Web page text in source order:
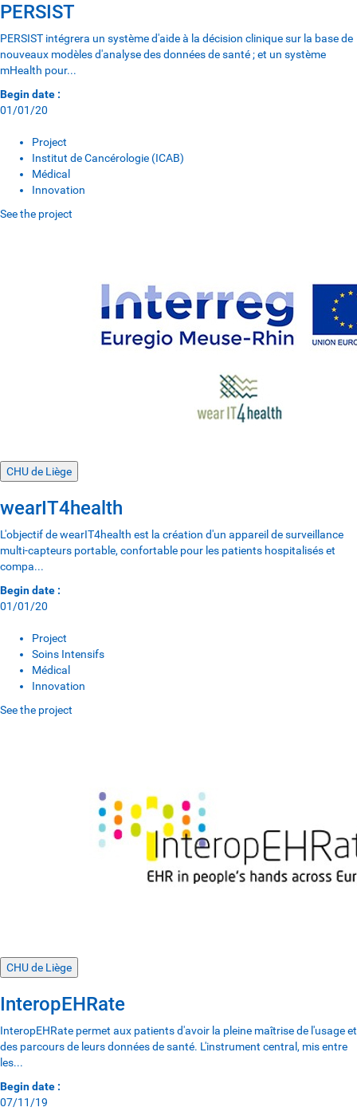
PERSIST
PERSIST intégrera un système d'aide à la décision clinique sur la base de
nouveaux modèles d'analyse des données de santé ; et un système
mHealth pour...
Begin date :
01/01/20
Project
Institut de Cancérologie (ICAB)
Médical
Innovation
See the project
CHU de Liège
wearIT4health
L'objectif de wearIT4health est la création d'un appareil de surveillance
multi-capteurs portable, confortable pour les patients hospitalisés et
compa...
Begin date :
01/01/20
Project
Soins Intensifs
Médical
Innovation
See the project
CHU de Liège
InteropEHRate
InteropEHRate permet aux patients d'avoir la pleine maîtrise de l'usage et
des parcours de leurs données de santé. L'instrument central, mis entre
les...
Begin date :
07/11/19